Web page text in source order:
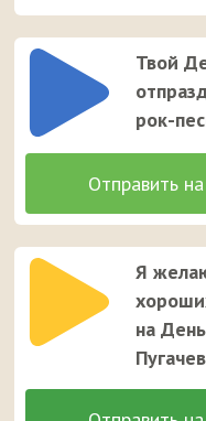
удивить и порадовать
именем Юлия в день
Твой
рок-
Я
на